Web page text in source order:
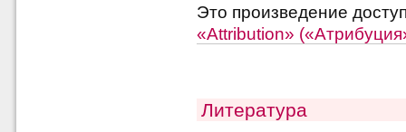
Это произведение
«Attribution»
Литература